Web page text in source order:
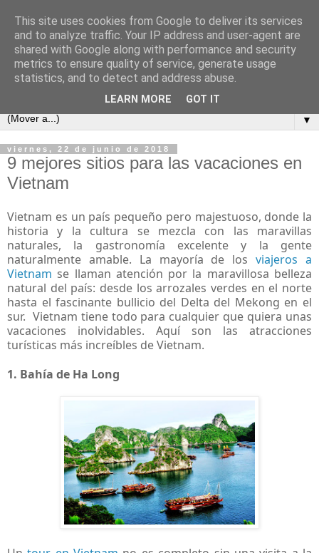
▼
viernes, 22 de junio de 2018
9 mejores sitios para las vacaciones en
Vietnam
Vietnam es un país pequeño pero majestuoso, donde la
historia y la cultura se mezcla con las maravillas
naturales, la gastronomía excelente y la gente
naturalmente amable. La mayoría de losviajeros a
Vietnam se llaman atención por la maravillosa belleza
natural del país: desde los arrozales verdes en el norte
hasta el fascinante bullicio del Delta del Mekong en el
sur. Vietnam tiene todo para cualquier que quiera unas
vacaciones inolvidables. Aquí son las atracciones
turísticas más increíbles de Vietnam.
1. Bahía de Ha Long
This site uses cookies from Google to deliver its services
and to analyze traffic. Your IP address and user-agent are
shared with Google along with performance and security
metrics to ensure quality of service, generate usage
statistics, and to detect and address abuse.
LEARN MORE GOT IT